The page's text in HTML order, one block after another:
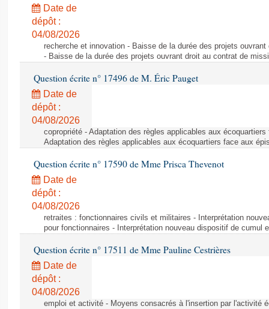
Budget et sécurité sociale
Questions écrites et orales
Comptes rendus des débats
Date de
dépôt :
04/08/2026
recherche et innovation - Baisse de la durée des projets
- Baisse de la durée des projets ouvrant droit au contrat de
Question écrite n° 17496 de M. Éric Pauget
Date de
dépôt :
04/08/2026
copropriété - Adaptation des règles applicables aux
Adaptation des règles applicables aux écoquartiers face aux
Question écrite n° 17590 de Mme Prisca Thevenot
Date de
dépôt :
04/08/2026
retraites : fonctionnaires civils et militaires - Interprétation
pour fonctionnaires - Interprétation nouveau dispositif de cumul
Question écrite n° 17511 de Mme Pauline Cestrières
Date de
dépôt :
04/08/2026
emploi et activité - Moyens consacrés à l'insertion par l'activité